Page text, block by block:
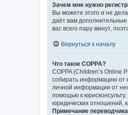
Зачем мне нужно
Вы можете этого и не
даёт вам
вас всего пару минут,
Вернуться к началу
Что такое COPPA?
COPPA (Children’s Online
собирать информацию от
личной информации от
помощью к
юридических отношений,
Примечание